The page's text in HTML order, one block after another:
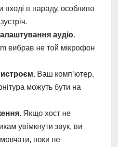
вході в нараду, особливо
аудіо.
вибрав не той мікрофон
Ваш комп’ютер,
можуть бути на
Якщо хост не
увімкнути звук, ви
поки не